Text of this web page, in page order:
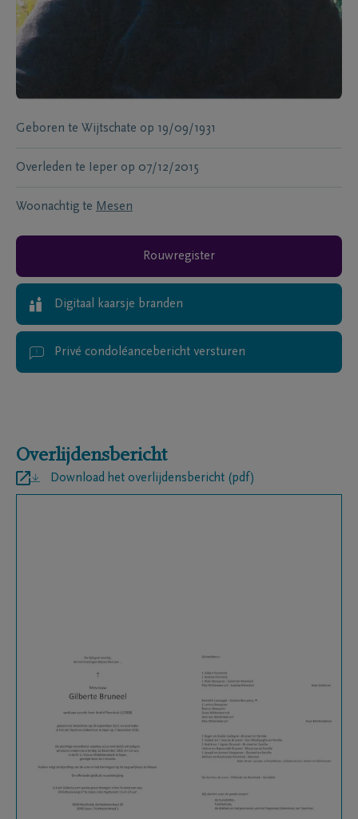
Geboren te Wijtschate op 19/09/1931
Overleden te Ieper op 07/12/2015
Woonachtig te Mesen
Rouwregister
Digitaal kaarsje branden
Privé condoléancebericht versturen
Overlijdensbericht
Download het overlijdensbericht (pdf)